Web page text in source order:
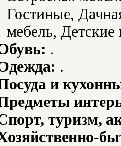
Гостиные,
мебель, Детские
.
.
и
туризм,